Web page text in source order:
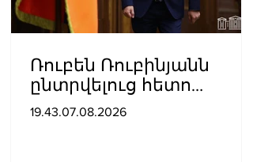
Ռուբեն Ռուբինյանն
ընտրվելուց հետո
դարձել է աշխարհի
19.43.07.08.2026